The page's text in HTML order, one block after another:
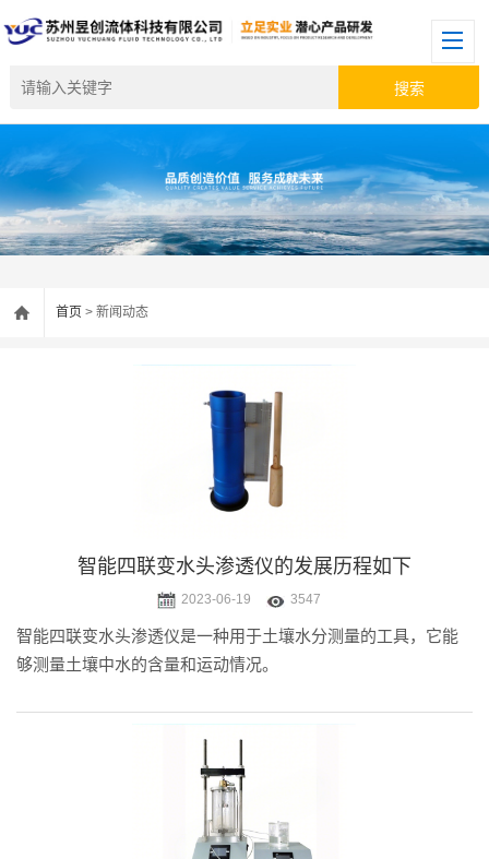
首页 > 新闻动态
智能四联变水头渗透仪的发展历程如下
2023-06-19 3547
智能四联变水头渗透仪是一种用于土壤水分测量的工具，它能
够测量土壤中水的含量和运动情况。